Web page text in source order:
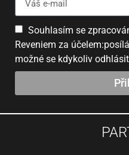
Souhlasím se
Reveniem za
možné se kdykoliv